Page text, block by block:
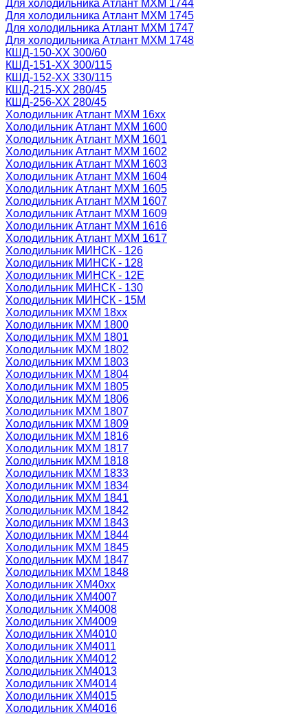
Для холодильника Атлант МХМ 1744
Для холодильника Атлант МХМ 1745
Для холодильника Атлант МХМ 1747
Для холодильника Атлант МХМ 1748
КШД-150-ХХ 300/60
КШД-151-ХХ 300/115
КШД-152-ХХ 330/115
КШД-215-ХХ 280/45
КШД-256-ХХ 280/45
Холодильник Атлант МХМ 16xx
Холодильник Атлант МХМ 1600
Холодильник Атлант МХМ 1601
Холодильник Атлант МХМ 1602
Холодильник Атлант МХМ 1603
Холодильник Атлант МХМ 1604
Холодильник Атлант МХМ 1605
Холодильник Атлант МХМ 1607
Холодильник Атлант МХМ 1609
Холодильник Атлант МХМ 1616
Холодильник Атлант МХМ 1617
Холодильник МИНСК - 126
Холодильник МИНСК - 128
Холодильник МИНСК - 12Е
Холодильник МИНСК - 130
Холодильник МИНСК - 15М
Холодильник МХМ 18xx
Холодильник МХМ 1800
Холодильник МХМ 1801
Холодильник МХМ 1802
Холодильник МХМ 1803
Холодильник МХМ 1804
Холодильник МХМ 1805
Холодильник МХМ 1806
Холодильник МХМ 1807
Холодильник МХМ 1809
Холодильник МХМ 1816
Холодильник МХМ 1817
Холодильник МХМ 1818
Холодильник МХМ 1833
Холодильник МХМ 1834
Холодильник МХМ 1841
Холодильник МХМ 1842
Холодильник МХМ 1843
Холодильник МХМ 1844
Холодильник МХМ 1845
Холодильник МХМ 1847
Холодильник МХМ 1848
Холодильник ХМ40xx
Холодильник ХМ4007
Холодильник ХМ4008
Холодильник ХМ4009
Холодильник ХМ4010
Холодильник ХМ4011
Холодильник ХМ4012
Холодильник ХМ4013
Холодильник ХМ4014
Холодильник ХМ4015
Холодильник ХМ4016